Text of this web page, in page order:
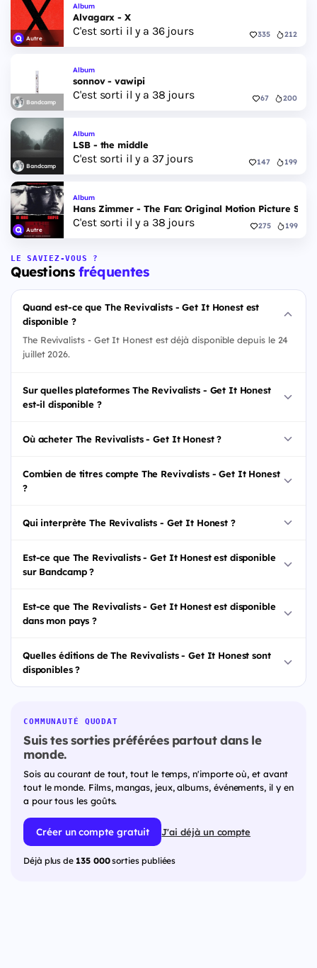
Autre
Album
Alvagarx - X
C'est sorti il y a 36 jours 335 212
Bandcamp
Album
sonnov - vawipi
C'est sorti il y a 38 jours 67 200
Bandcamp
Album
LSB - the middle
C'est sorti il y a 37 jours 147 199
Autre
Album
Hans Zimmer - The Fan: Original Motion Picture
C'est sorti il y a 38 jours 275 199
LE SAVIEZ-VOUS ?
Questionsfréquentes
Quand est-ce que The Revivalists - Get It Honest est
disponible ?
The Revivalists - Get It Honest est déjà disponible depuis le 24
juillet 2026.
Sur quelles plateformes The Revivalists - Get It Honest
est-il disponible ?
Où acheter The Revivalists - Get It Honest ?
Combien de titres compte The Revivalists - Get It Honest
?
Qui interprète The Revivalists - Get It Honest ?
Est-ce que The Revivalists - Get It Honest est disponible
sur Bandcamp ?
Est-ce que The Revivalists - Get It Honest est disponible
dans mon pays ?
Quelles éditions de The Revivalists - Get It Honest sont
disponibles ?
COMMUNAUTÉ QUODAT
Suis tes sorties préférées partout dans le
monde.
Sois au courant de tout, tout le temps, n'importe où, et avant
tout le monde. Films, mangas, jeux, albums, événements, il y en
a pour tous les goûts.
Créer un compte gratuit J'ai déjà un compte
Déjà plus de 135 000sorties publiées